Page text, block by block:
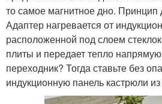
то самое магнитное дно. Принцип
Адаптер нагревается от
расположенной под слоем
плиты и передает тепло напрямую
переходник? Тогда ставьте без
индукционную панель кастрюли